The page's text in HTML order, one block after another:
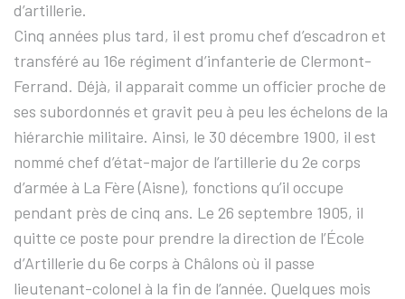
d’artillerie.
Cinq années plus tard, il est promu chef d’escadron et
transféré au 16e régiment d’infanterie de Clermont-
Ferrand. Déjà, il apparait comme un officier proche de
ses subordonnés et gravit peu à peu les échelons de la
hiérarchie militaire. Ainsi, le 30 décembre 1900, il est
nommé chef d’état-major de l’artillerie du 2e corps
d’armée à La Fère (Aisne), fonctions qu’il occupe
pendant près de cinq ans. Le 26 septembre 1905, il
quitte ce poste pour prendre la direction de l’École
d’Artillerie du 6e corps à Châlons où il passe
lieutenant-colonel à la fin de l’année. Quelques mois